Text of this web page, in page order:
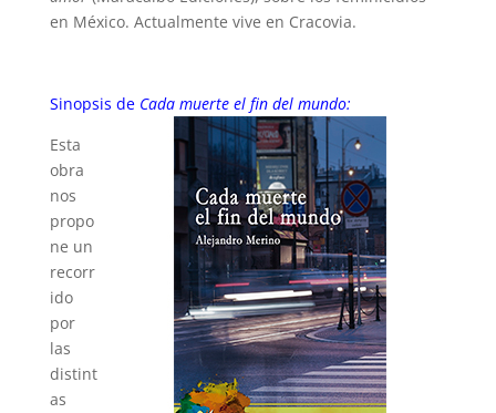
en México. Actualmente vive en Cracovia.
Sinopsis de Cada muerte el fin del mundo:
Esta
obra
nos
propo
ne un
recorr
ido
por
las
distint
as